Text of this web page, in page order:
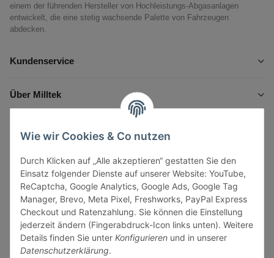
Wie wir Cookies & Co nutzen
Durch Klicken auf „Alle akzeptieren“ gestatten Sie den
Einsatz folgender Dienste auf unserer Website: YouTube,
ReCaptcha, Google Analytics, Google Ads, Google Tag
Manager, Brevo, Meta Pixel, Freshworks, PayPal Express
Checkout und Ratenzahlung. Sie können die Einstellung
jederzeit ändern (Fingerabdruck-Icon links unten). Weitere
Details finden Sie unter Konfigurieren und in unserer
Datenschutzerklärung.
einem der führenden Hersteller von Hochleistungs-Abgasanlagen
entwickelt, die eine stetig wachsende Palette von Fahrzeugen
abdecken.
Kundenservice
Über Milltek
Gesetzliche Informationen
Vertrag widerrufen
Sicher bezahlen via: